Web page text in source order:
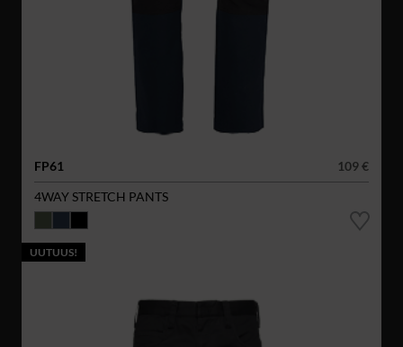
FP61
109 €
4WAY STRETCH PANTS
UUTUUS!